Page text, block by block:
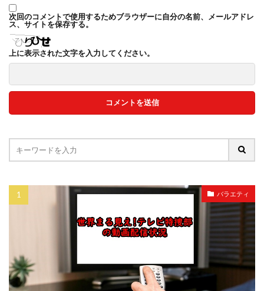
次回のコメントで使用するためブラウザーに自分の名前、メールアドレ
ス、サイトを保存する。
上に表示された文字を入力してください。
バラエティ